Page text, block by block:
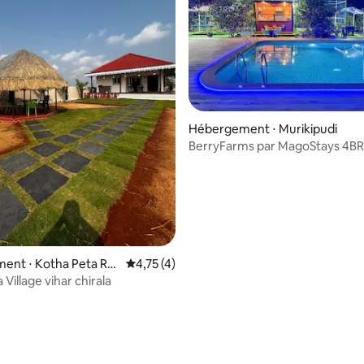
⋅ Kotha Peta Rur
Évaluation moyenne sur la base de 4
4,75 (4)
Village vihar chirala
Hébergement ⋅ Murikipudi
BerryFarms par MagoStays